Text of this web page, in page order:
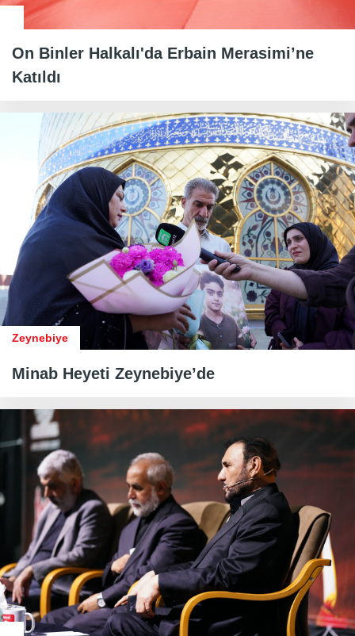
On Binler Halkalı'da Erbain Merasimi’ne
Katıldı
Zeynebiye
Minab Heyeti Zeynebiye’de